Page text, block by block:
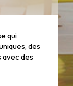
qui
des
avec des